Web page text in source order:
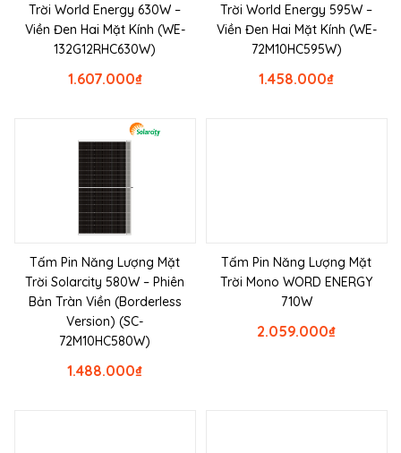
Trời World Energy 630W –
Viền Đen Hai Mặt Kính (WE-
132G12RHC630W)
₫
1.607.000
Trời World Energy 595W –
Viền Đen Hai Mặt Kính (WE-
72M10HC595W)
₫
1.458.000
Tấm Pin Năng Lượng Mặt
Trời Solarcity 580W – Phiên
Bản Tràn Viền (Borderless
Version) (SC-
72M10HC580W)
₫
1.488.000
Tấm Pin Năng Lượng Mặt
Trời Mono WORD ENERGY
710W
₫
2.059.000